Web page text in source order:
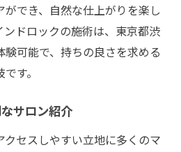
とボリュームラッシュ、選
施術のメリットとデメリッ
見る選択のポイント
でき、自然な仕上がりを楽し
ドロックの施術は、東京都渋
可能で、持ちの良さを求める
す。
サロン紹介
セスしやすい立地に多くのマ